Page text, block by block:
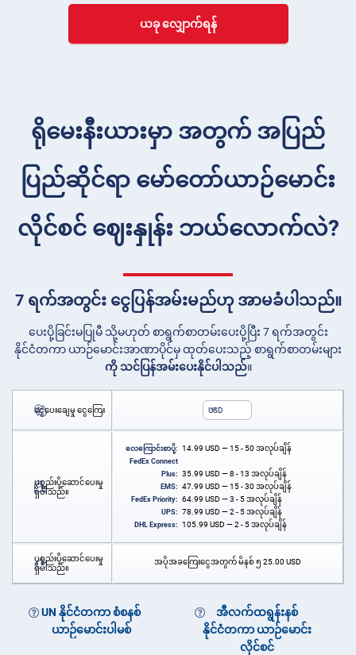
ယခု လျှောက်ရန်
ရိုမေးနီးယားမှာ အတွက် အပြည်
ပြည်ဆိုင်ရာ မော်တော်ယာဉ်မောင်း
လိုင်စင် ဈေးနှုန်း ဘယ်လောက်လဲ?
7 ရက်အတွင်း ငွေပြန်အမ်းမည်ဟု အာမခံပါသည်။
ပေးပို့ခြင်းမပြုမီ သို့မဟုတ် စာရွက်စာတမ်းပေးပို့ပြီး 7 ရက်အတွင်း
နိုင်ငံတကာ ယာဉ်မောင်းအာဏာပိုင်မှ ထုတ်ပေးသည့် စာရွက်စာတမ်းများ
ကို သင်ပြန်အမ်းပေးနိုင်ပါသည်။
ငွေပေးချေမှု ငွေကြေး USD
ပစ္စည်းပို့ဆောင်ပေးမှု
ရှိပါသည်။
လေကြောင်းစာပို့: 14.99 USD — 15 - 50 အလုပ်ချိန်
FedEx Connect
Plus:
35.99 USD — 8 - 13 အလုပ်ချိန်
EMS: 47.99 USD — 15 - 30 အလုပ်ချိန်
FedEx Priority: 64.99 USD — 3 - 5 အလုပ်ချိန်
UPS: 78.99 USD — 2 - 5 အလုပ်ချိန်
DHL Express: 105.99 USD — 2 - 5 အလုပ်ချိန်
ပစ္စည်းပို့ဆောင်ပေးမှု
ရှိပါသည်။
အပိုအခကြေးငွေအတွက် မိနစ် ၅ 25.00 USD
UN နိုင်ငံတကာ စံစနစ်
ယာဉ်မောင်းပါမစ်
အီလက်ထရွန်းနစ်
နိုင်ငံတကာ ယာဉ်မောင်း
လိုင်စင်